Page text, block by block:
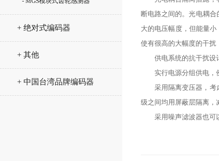
+ 绝对式编码器
+ 其他
+ 中国台湾品牌编码器
断电路之间的。光电耦
大的电压幅度，但能量
使有很高的大幅度的干
供电系统的抗干扰
实行电源分组供电
采用隔离变压器，考
级之间均用屏蔽层隔离
采用噪声滤波器也